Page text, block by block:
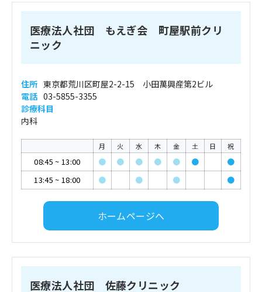
医療法人社団 もえぎ会 町屋駅前クリ
ニック
住所 東京都荒川区町屋2-2-15 小田萬興産第2ビル
電話 03-5855-3355
診療科目
内科
月 火 水 木 金 土 日 祝
08:45 ~ 13:00 ● ● ● ● ● ●
●
13:45 ~ 18:00 ● ● ● ●
ホームページへ
医療法人社団 佐藤クリニック